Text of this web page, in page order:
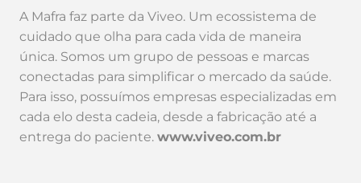
A Mafra faz parte da Viveo. Um ecossistema de
cuidado que olha para cada vida de maneira
única. Somos um grupo de pessoas e marcas
conectadas para simplificar o mercado da saúde.
Para isso, possuímos empresas especializadas em
cada elo desta cadeia, desde a fabricação até a
entrega do paciente.www.viveo.com.br